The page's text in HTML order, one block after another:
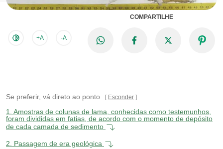
+A -A
COMPARTILHE
Se preferir, vá direto ao ponto Esconder
1.
Amostras de colunas de lama, conhecidas como testemunhos,
foram divididas em fatias, de acordo com o momento de depósito
de cada camada de sedimento
2. Passagem de era geológica